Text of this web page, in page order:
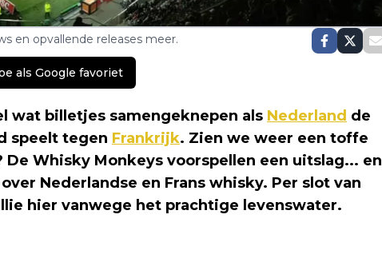
en opvallende releases meer.
als Google favoriet
wat billetjes samengeknepen als Nederland de
speelt tegen Frankrijk. Zien we weer een toffe
De Whisky Monkeys voorspellen een uitslag... en
Nederlandse en Frans whisky. Per slot van
hier vanwege het prachtige levenswater.